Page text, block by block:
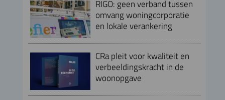
RIGO: geen verband tussen
omvang woningcorporatie
en lokale verankering
CRa pleit voor kwaliteit en
verbeeldingskracht in de
woonopgave